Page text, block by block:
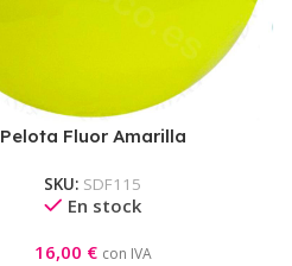
Pelota Fluor Amarilla
SKU: SDF115
En stock
16,00 € con IVA